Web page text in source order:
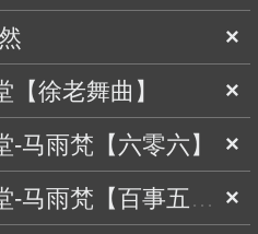
×
×
徐老舞曲】
×
马雨梵【六零六】
×
雨梵【百事五哥】